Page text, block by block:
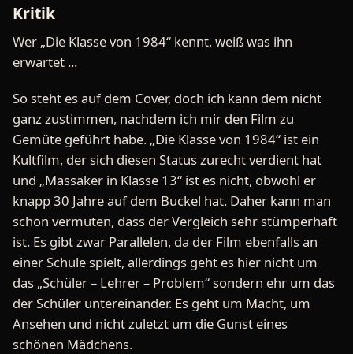
Kritik
Wer „Die Klasse von 1984“ kennt, weiß was ihn
erwartet ...
So steht es auf dem Cover, doch ich kann dem nicht
ganz zustimmen, nachdem ich mir den Film zu
Gemüte geführt habe. „Die Klasse von 1984“ ist ein
Kultfilm, der sich diesen Status zurecht verdient hat
und „Massaker in Klasse 13“ ist es nicht, obwohl er
knapp 30 Jahre auf dem Buckel hat. Daher kann man
schon vermuten, dass der Vergleich sehr stümperhaft
ist. Es gibt zwar Parallelen, da der Film ebenfalls an
einer Schule spielt, allerdings geht es hier nicht um
das „Schüler – Lehrer – Problem“ sondern ehr um das
der Schüler untereinander. Es geht um Macht, um
Ansehen und nicht zuletzt um die Gunst eines
schönen Mädchens.